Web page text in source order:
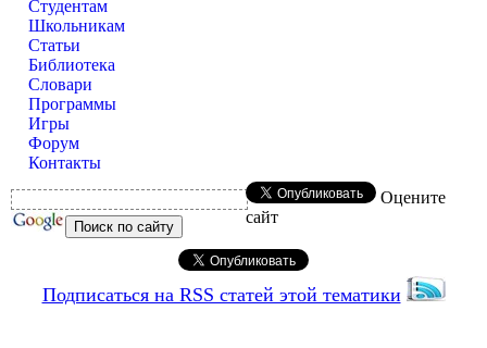
Студентам
Школьникам
Статьи
Библиотека
Словари
Программы
Игры
Форум
Контакты
Оцените
сайт
Подписаться на RSS статей этой тематики